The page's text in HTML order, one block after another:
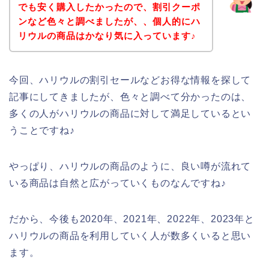
でも安く購入したかったので、割引クーポ
ンなど色々と調べましたが、、個人的にハ
リウルの商品はかなり気に入っています♪
今回、ハリウルの割引セールなどお得な情報を探して
記事にしてきましたが、色々と調べて分かったのは、
多くの人がハリウルの商品に対して満足しているとい
うことですね♪
やっぱり、ハリウルの商品のように、良い噂が流れて
いる商品は自然と広がっていくものなんですね♪
だから、今後も2020年、2021年、2022年、2023年と
ハリウルの商品を利用していく人が数多くいると思い
ます。